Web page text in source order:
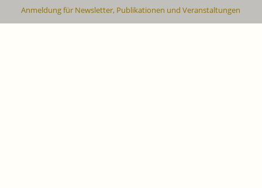
Anmeldung für Newsletter, Publikationen und Veranstaltungen